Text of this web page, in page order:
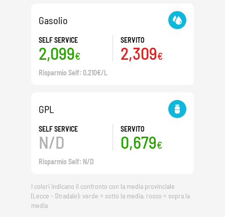
Gasolio
SELF SERVICE
2,099€
SERVITO
2,309€
Risparmio Self: 0,210€/L
GPL
SELF SERVICE
N/D
SERVITO
0,679€
Risparmio Self: N/D
I colori indicano il confronto con la media provinciale
(Lecce - Stradale): verde = sotto la media, rosso = sopra la
media